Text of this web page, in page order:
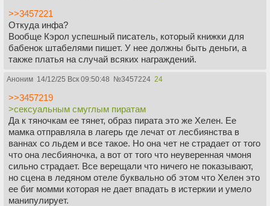
>>3457221
Откуда инфа?
Вообще Кэрол успешный писатель, который книжки для
бабенок штабелями пишет. У нее должны быть деньги, а
также платья на случай всяких награждений.
Аноним 14/12/25 Вск 09:50:48 №3457224 24
>>3457219
>сексуальным смуглым пиратам
Да к тяночкам ее тянет, образ пирата это же Хелен. Ее
мамка отправляла в лагерь где лечат от лесбиянства в
ваннах со льдем и все такое. Но она чет не страдает от того
что она лесбияночка, а вот от того что неуверенная чмоня
сильно страдает. Все верещали что ничего не показывают,
но сцена в ледяном отеле буквально об этом что Хелен это
ее биг момми которая не дает впадать в истеркии и умело
манипулирует.